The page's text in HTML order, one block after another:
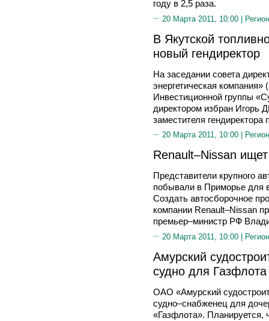
году в 2,5 раза.
20 Марта 2011, 10:00 |
В Якутской
новый гендиректор
На заседании совета
энергетическая компания»
Инвестиционной группы
директором избран
заместителя гендиректора
20 Марта 2011, 10:00 |
Renault–Nissan
Представители крупного
побывали в Приморье для
Создать автосборочное
компании Renault–Nissan
премьер–министр РФ
20 Марта 2011, 10:00 |
Амурский
судно для Газфлота
ОАО «Амурский
судно–снабженец для
«Газфлота». Планируется,